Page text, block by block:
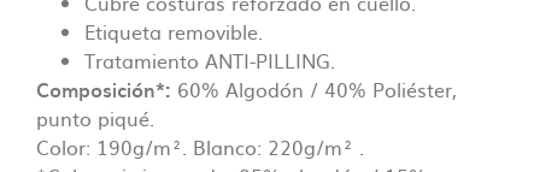
Etiqueta removible.
Tratamiento ANTI-PILLING.
Composición*: 60% Algodón / 40% Poliéster,
punto piqué.
Color: 190g/m². Blanco: 220g/m² .
– Control de colores PANTONE, siempre y
cuando se especifique en el pedido. En caso
contrario no se lleva a cabo ese control.
– Controlar que no falte ningún archivo y
que esté clara la ubicación de cada